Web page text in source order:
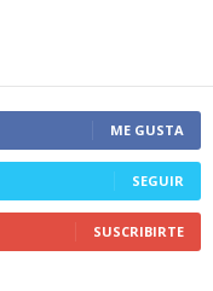
ME GUSTA
SEGUIR
SUSCRIBIRTE